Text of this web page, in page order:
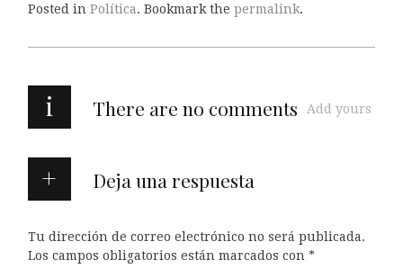
Posted in Política. Bookmark the permalink.
i There are no comments Add yours
Deja una respuesta
Tu dirección de correo electrónico no será publicada.
Los campos obligatorios están marcados con *